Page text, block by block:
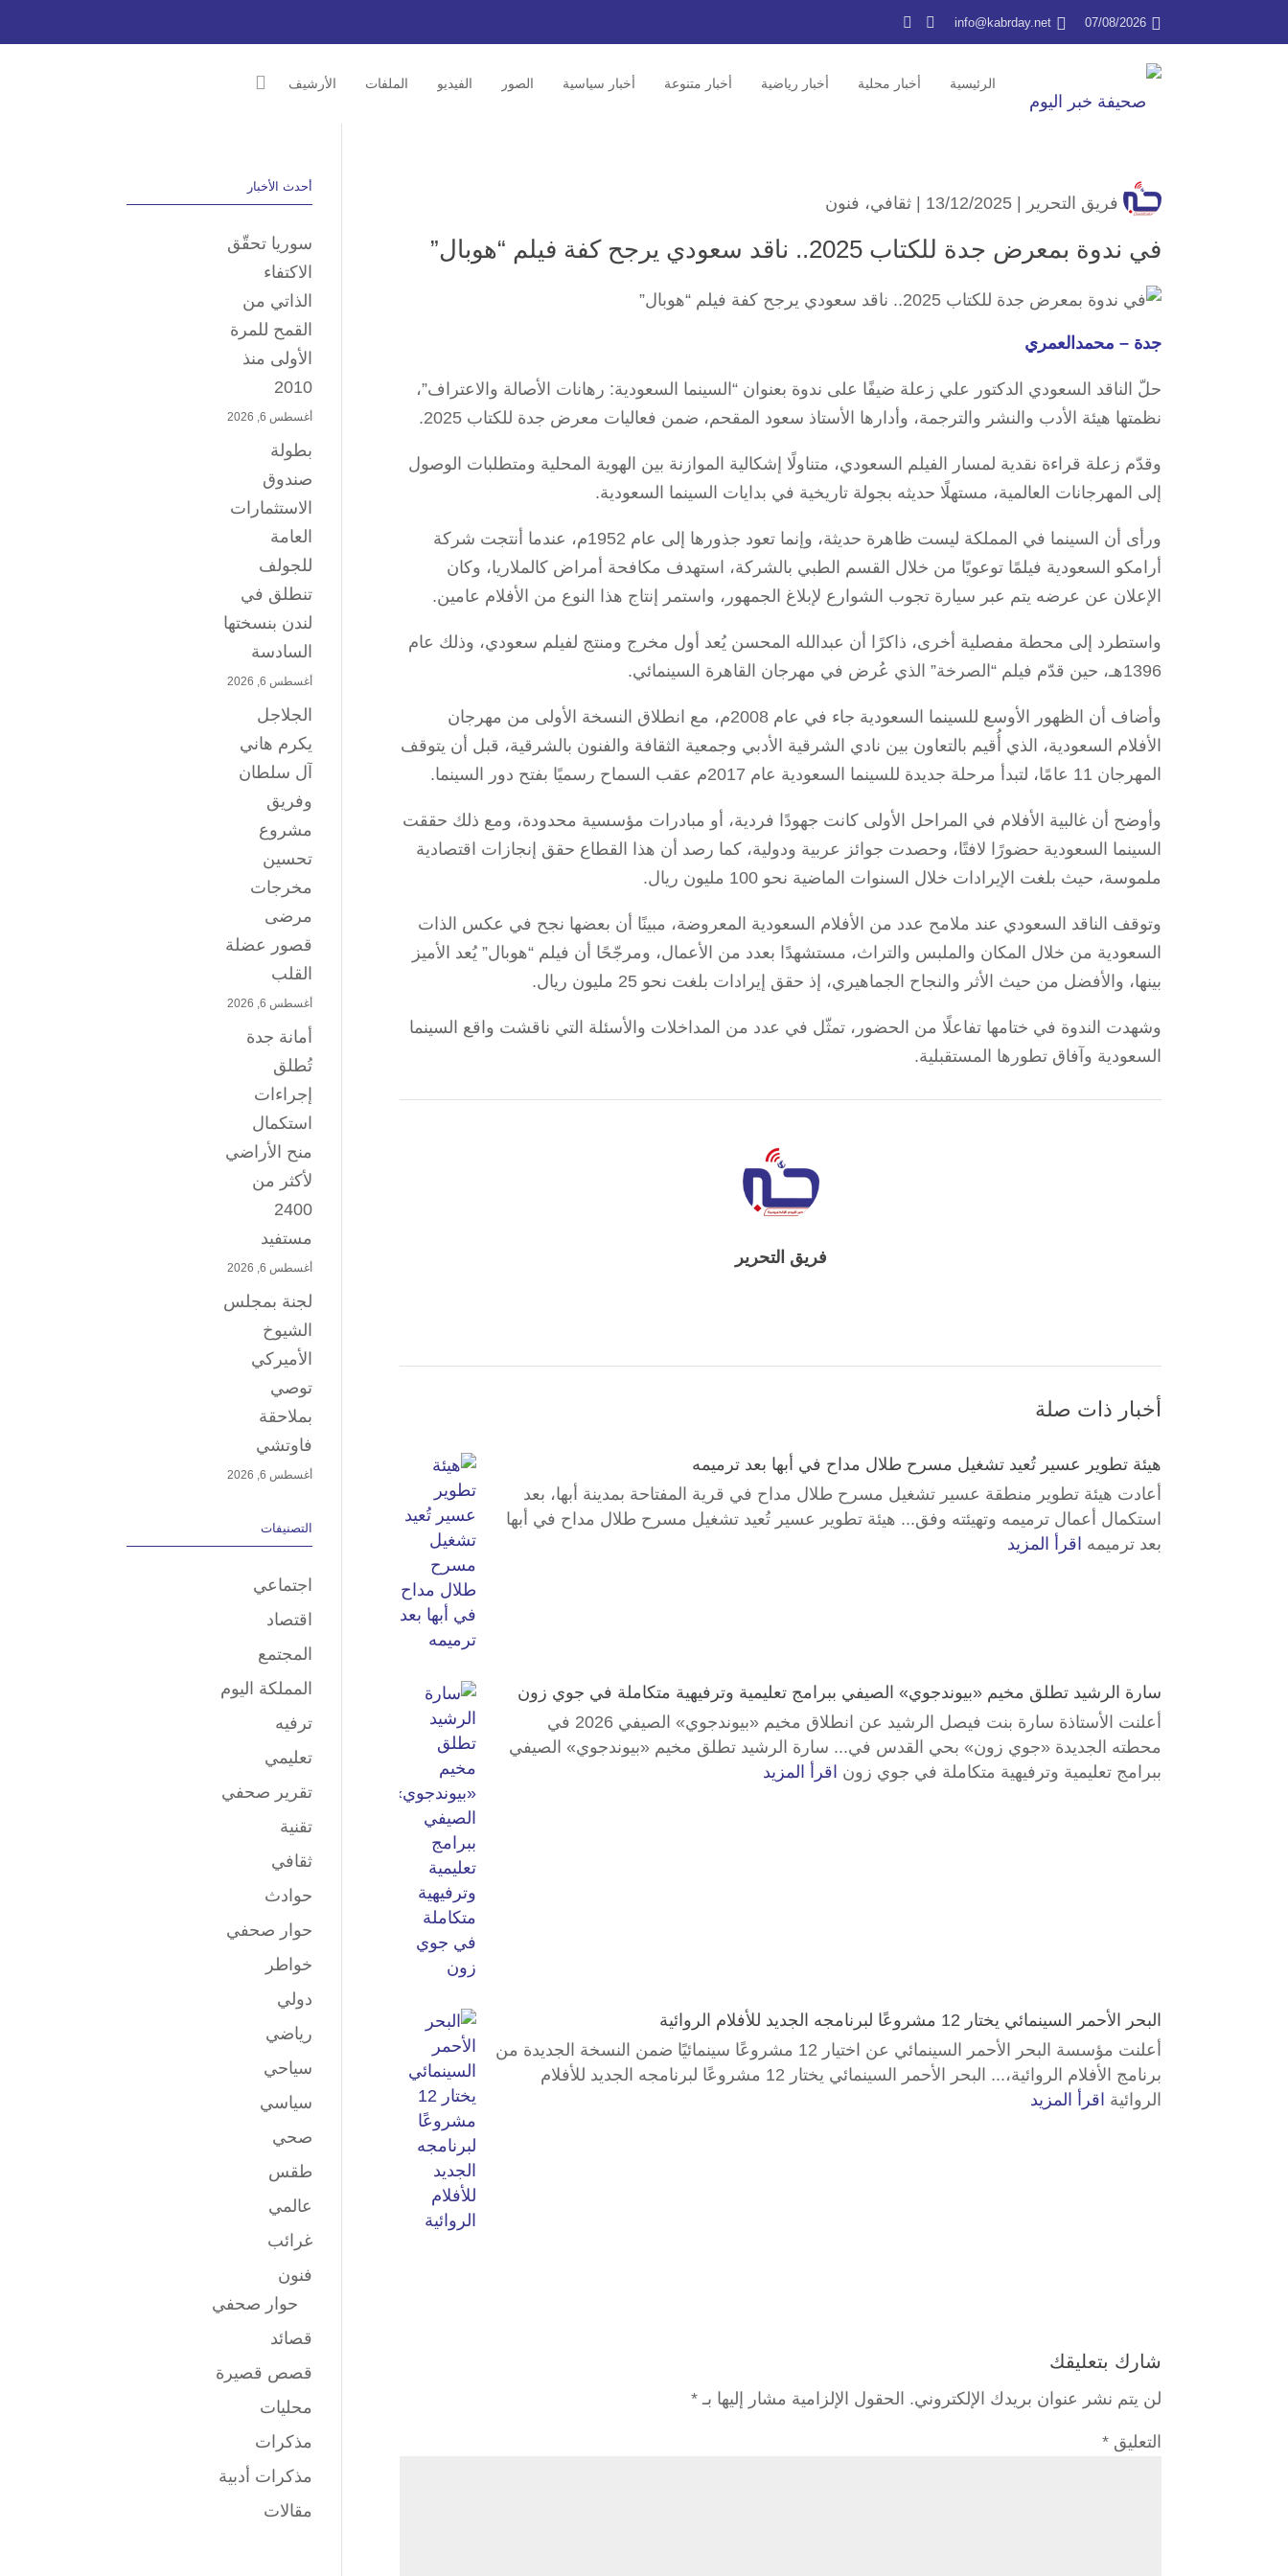
07/08/2026
info@kabrday.net
الرئيسية أخبار محلية أخبار رياضية أخبار متنوعة أخبار سياسية الصور الفيديو الملفات الأرشيف
فريق التحرير ثقافي، فنون
في ندوة بمعرض جدة للكتاب 2025.. ناقد سعودي يرجح كفة فيلم “هوبال”
جدة – محمدالعمري
حلّ الناقد السعودي الدكتور علي زعلة ضيفًا على ندوة بعنوان “السينما السعودية: رهانات الأصالة والاعتراف”،
نظمتها هيئة الأدب والنشر والترجمة، وأدارها الأستاذ سعود المقحم، ضمن فعاليات معرض جدة للكتاب 2025.
وقدّم زعلة قراءة نقدية لمسار الفيلم السعودي، متناولًا إشكالية الموازنة بين الهوية المحلية ومتطلبات الوصول
إلى المهرجانات العالمية، مستهلًا حديثه بجولة تاريخية في بدايات السينما السعودية.
ورأى أن السينما في المملكة ليست ظاهرة حديثة، وإنما تعود جذورها إلى عام 1952م، عندما أنتجت شركة
أرامكو السعودية فيلمًا توعويًا من خلال القسم الطبي بالشركة، استهدف مكافحة أمراض كالملاريا، وكان
الإعلان عن عرضه يتم عبر سيارة تجوب الشوارع لإبلاغ الجمهور، واستمر إنتاج هذا النوع من الأفلام عامين.
واستطرد إلى محطة مفصلية أخرى، ذاكرًا أن عبدالله المحسن يُعد أول مخرج ومنتج لفيلم سعودي، وذلك عام
1396هـ، حين قدّم فيلم “الصرخة” الذي عُرض في مهرجان القاهرة السينمائي.
وأضاف أن الظهور الأوسع للسينما السعودية جاء في عام 2008م، مع انطلاق النسخة الأولى من مهرجان
الأفلام السعودية، الذي أُقيم بالتعاون بين نادي الشرقية الأدبي وجمعية الثقافة والفنون بالشرقية، قبل أن يتوقف
المهرجان 11 عامًا، لتبدأ مرحلة جديدة للسينما السعودية عام 2017م عقب السماح رسميًا بفتح دور السينما.
وأوضح أن غالبية الأفلام في المراحل الأولى كانت جهودًا فردية، أو مبادرات مؤسسية محدودة، ومع ذلك حققت
السينما السعودية حضورًا لافتًا، وحصدت جوائز عربية ودولية، كما رصد أن هذا القطاع حقق إنجازات اقتصادية
ملموسة، حيث بلغت الإيرادات خلال السنوات الماضية نحو 100 مليون ريال.
وتوقف الناقد السعودي عند ملامح عدد من الأفلام السعودية المعروضة، مبينًا أن بعضها نجح في عكس الذات
السعودية من خلال المكان والملبس والتراث، مستشهدًا بعدد من الأعمال، ومرجّحًا أن فيلم “هوبال” يُعد الأميز
بينها، والأفضل من حيث الأثر والنجاح الجماهيري، إذ حقق إيرادات بلغت نحو 25 مليون ريال.
وشهدت الندوة في ختامها تفاعلًا من الحضور، تمثّل في عدد من المداخلات والأسئلة التي ناقشت واقع السينما
السعودية وآفاق تطورها المستقبلية.
فريق التحرير
أخبار ذات صلة
هيئة تطوير عسير تُعيد تشغيل مسرح طلال مداح في أبها بعد ترميمه
أعادت هيئة تطوير منطقة عسير تشغيل مسرح طلال مداح في قرية المفتاحة بمدينة أبها، بعد
استكمال أعمال ترميمه وتهيئته وفق... هيئة تطوير عسير تُعيد تشغيل مسرح طلال مداح في أبها
بعد ترميمه اقرأ المزيد
سارة الرشيد تطلق مخيم «بيوندجوي» الصيفي ببرامج تعليمية وترفيهية متكاملة في جوي زون
أعلنت الأستاذة سارة بنت فيصل الرشيد عن انطلاق مخيم «بيوندجوي» الصيفي 2026 في
محطته الجديدة «جوي زون» بحي القدس في... سارة الرشيد تطلق مخيم «بيوندجوي» الصيفي
ببرامج تعليمية وترفيهية متكاملة في جوي زون اقرأ المزيد
البحر الأحمر السينمائي يختار 12 مشروعًا لبرنامجه الجديد للأفلام الروائية
أعلنت مؤسسة البحر الأحمر السينمائي عن اختيار 12 مشروعًا سينمائيًا ضمن النسخة الجديدة من
برنامج الأفلام الروائية،... البحر الأحمر السينمائي يختار 12 مشروعًا لبرنامجه الجديد للأفلام
الروائية اقرأ المزيد
شارك بتعليقك
لن يتم نشر عنوان بريدك الإلكتروني. الحقول الإلزامية مشار إليها بـ *
التعليق *
أحدث الأخبار
سوريا تحقّق
الاكتفاء
الذاتي من
القمح للمرة
الأولى منذ
2010
أغسطس 6, 2026
بطولة
صندوق
الاستثمارات
العامة
للجولف
تنطلق في
لندن بنسختها
السادسة
أغسطس 6, 2026
الجلاجل
يكرم هاني
آل سلطان
وفريق
مشروع
تحسين
مخرجات
مرضى
قصور عضلة
القلب
أغسطس 6, 2026
أمانة جدة
تُطلق
إجراءات
استكمال
منح الأراضي
لأكثر من
2400
مستفيد
أغسطس 6, 2026
لجنة بمجلس
الشيوخ
الأميركي
توصي
بملاحقة
فاوتشي
أغسطس 6, 2026
التصنيفات
اجتماعي
اقتصاد
المجتمع
المملكة اليوم
ترفيه
تعليمي
تقرير صحفي
تقنية
ثقافي
حوادث
حوار صحفي
خواطر
دولي
رياضي
سياحي
سياسي
صحي
طقس
عالمي
غرائب
فنون
حوار صحفي
قصائد
قصص قصيرة
محليات
مذكرات
مذكرات أدبية
مقالات